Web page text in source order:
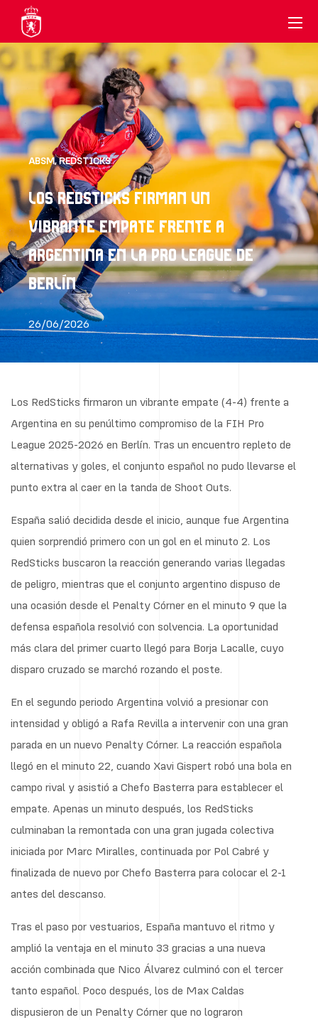
ABSM,REDSTICKS
LOS REDSTICKS FIRMAN UN
VIBRANTE EMPATE FRENTE A
ARGENTINA EN LA PRO LEAGUE DE
BERLÍN
26/06/2026
Los RedSticks firmaron un vibrante empate (4-4) frente a
Argentina en su penúltimo compromiso de la FIH Pro
League 2025-2026 en Berlín. Tras un encuentro repleto de
alternativas y goles, el conjunto español no pudo llevarse el
punto extra al caer en la tanda de Shoot Outs.
España salió decidida desde el inicio, aunque fue Argentina
quien sorprendió primero con un gol en el minuto 2. Los
RedSticks buscaron la reacción generando varias llegadas
de peligro, mientras que el conjunto argentino dispuso de
una ocasión desde el Penalty Córner en el minuto 9 que la
defensa española resolvió con solvencia. La oportunidad
más clara del primer cuarto llegó para Borja Lacalle, cuyo
disparo cruzado se marchó rozando el poste.
En el segundo periodo Argentina volvió a presionar con
intensidad y obligó a Rafa Revilla a intervenir con una gran
parada en un nuevo Penalty Córner. La reacción española
llegó en el minuto 22, cuando Xavi Gispert robó una bola en
campo rival y asistió a Chefo Basterra para establecer el
empate. Apenas un minuto después, los RedSticks
culminaban la remontada con una gran jugada colectiva
iniciada por Marc Miralles, continuada por Pol Cabré y
finalizada de nuevo por Chefo Basterra para colocar el 2-1
antes del descanso.
Tras el paso por vestuarios, España mantuvo el ritmo y
amplió la ventaja en el minuto 33 gracias a una nueva
acción combinada que Nico Álvarez culminó con el tercer
tanto español. Poco después, los de Max Caldas
dispusieron de un Penalty Córner que no lograron